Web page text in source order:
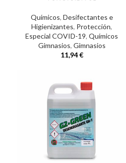
Químicos, Desifectantes e
Higienizantes, Protección,
Especial COVID-19, Químicos
Gimnasios, Gimnasios
11,94€